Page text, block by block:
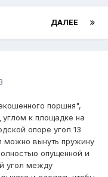
ДАЛЕЕ
поршня",
к площадке на
опоре угол 13
можно вынуть пружину
опущенной и
угол между